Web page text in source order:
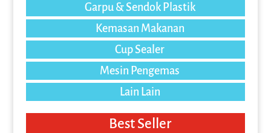
Garpu & Sendok Plastik
Kemasan Makanan
Cup Sealer
Mesin Pengemas
Lain Lain
Best Seller